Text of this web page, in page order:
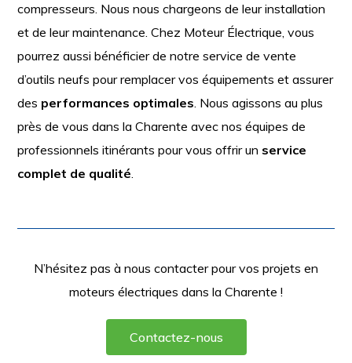
compresseurs. Nous nous chargeons de leur installation
et de leur maintenance. Chez Moteur Électrique, vous
pourrez aussi bénéficier de notre service de vente
d’outils neufs pour remplacer vos équipements et assurer
des performances optimales. Nous agissons au plus
près de vous dans la Charente avec nos équipes de
professionnels itinérants pour vous offrir un service
complet de qualité.
N’hésitez pas à nous contacter pour vos projets en
moteurs électriques dans la Charente !
Contactez-nous